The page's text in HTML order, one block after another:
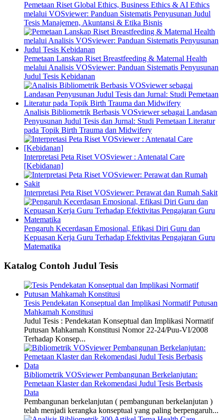
Pemetaan Riset Global Ethics, Business Ethics & AI Ethics
melalui VOSviewer: Panduan Sistematis Penyusunan Judul
Tesis Manajemen, Akuntansi & Etika Bisnis
Pemetaan Lanskap Riset Breastfeeding & Maternal Health
melalui Analisis VOSviewer: Panduan Sistematis Penyusunan
Judul Tesis Kebidanan
Analisis Bibliometrik Berbasis VOSviewer sebagai Landasan
Penyusunan Judul Tesis dan Jurnal: Studi Pemetaan Literatur
pada Topik Birth Trauma dan Midwifery
Interpretasi Peta Riset VOSviewer : Antenatal Care
[Kebidanan]
Interpretasi Peta Riset VOSviewer: Perawat dan Rumah Sakit
Pengaruh Kecerdasan Emosional, Efikasi Diri Guru dan
Kepuasan Kerja Guru Terhadap Efektivitas Pengajaran Guru
Matematika
Katalog Contoh Judul Tesis
Tesis Pendekatan Konseptual dan Implikasi Normatif Putusan
Mahkamah Konstitusi
Judul Tesis : Pendekatan Konseptual dan Implikasi Normatif
Putusan Mahkamah Konstitusi Nomor 22-24/Puu-VI/2008
Terhadap Konsep...
Bibliometrik VOSviewer Pembangunan Berkelanjutan:
Pemetaan Klaster dan Rekomendasi Judul Tesis Berbasis
Data
Pembangunan berkelanjutan ( pembangunan berkelanjutan )
telah menjadi kerangka konseptual yang paling berpengaruh...